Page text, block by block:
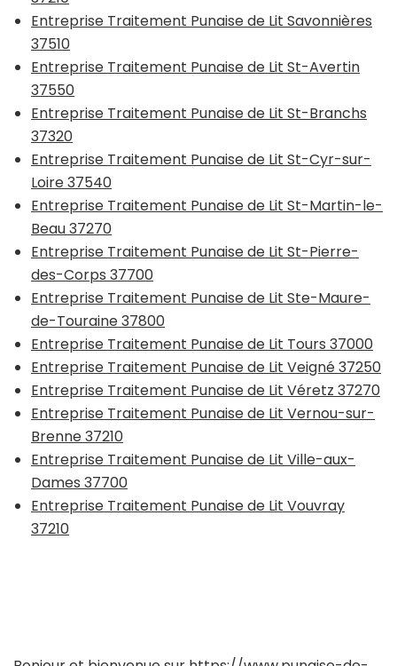
Entreprise Traitement Punaise de Lit Savonnières
37510
Entreprise Traitement Punaise de Lit St-Avertin
37550
Entreprise Traitement Punaise de Lit St-Branchs
37320
Entreprise Traitement Punaise de Lit St-Cyr-sur-
Loire 37540
Entreprise Traitement Punaise de Lit St-Martin-le-
Beau 37270
Entreprise Traitement Punaise de Lit St-Pierre-
des-Corps 37700
Entreprise Traitement Punaise de Lit Ste-Maure-
de-Touraine 37800
Entreprise Traitement Punaise de Lit Tours 37000
Entreprise Traitement Punaise de Lit Veigné 37250
Entreprise Traitement Punaise de Lit Véretz 37270
Entreprise Traitement Punaise de Lit Vernou-sur-
Brenne 37210
Entreprise Traitement Punaise de Lit Ville-aux-
Dames 37700
Entreprise Traitement Punaise de Lit Vouvray
37210